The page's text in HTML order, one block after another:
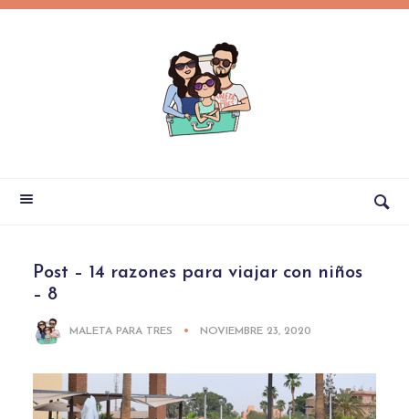
Post – 14 razones para viajar con niños
– 8
MALETA PARA TRES NOVIEMBRE 23, 2020